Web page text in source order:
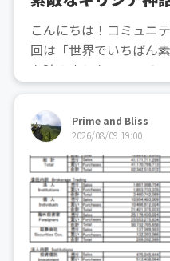
社会人勉強コミュ
こんにちは！コミュニ
回は「世界でいちばん
を読みましたので、そ
た。目次1.本の概要2.
気づき4.本の内容を今
すめしたい人とその理
Prime and Bliss
2026/08/09 19:00